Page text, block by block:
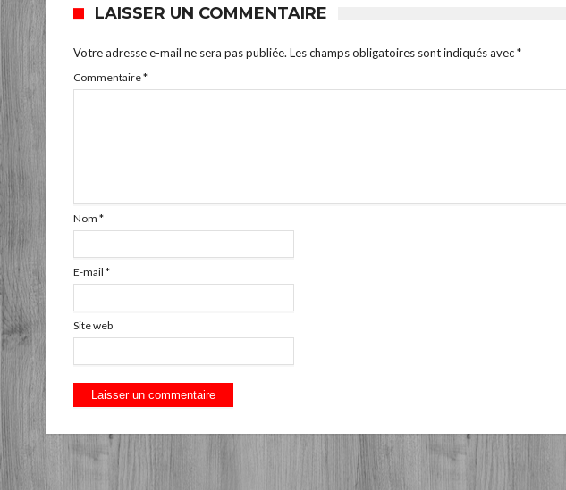
LAISSER UN COMMENTAIRE
Votre adresse e-mail ne sera pas publiée. Les champs obligatoires sont indiqués avec*
Commentaire*
Nom *
E-mail *
Site web